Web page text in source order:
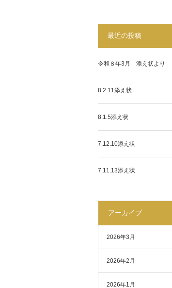
最近の投稿
令和８年3月 添え状より
8.2.11添え状
8.1.5添え状
7.12.10添え状
7.11.13添え状
アーカイブ
2026年3月
2026年2月
2026年1月